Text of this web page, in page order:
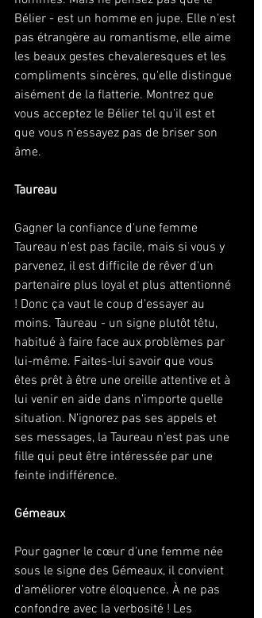
Bélier - est un homme en jupe. Elle n'est
pas étrangère au romantisme, elle aime
les beaux gestes chevaleresques et les
compliments sincères, qu'elle distingue
aisément de la flatterie. Montrez que
vous acceptez le Bélier tel qu'il est et
que vous n'essayez pas de briser son
âme.
Taureau
Gagner la confiance d'une femme
Taureau n'est pas facile, mais si vous y
parvenez, il est difficile de rêver d'un
partenaire plus loyal et plus attentionné
! Donc ça vaut le coup d'essayer au
moins. Taureau - un signe plutôt têtu,
habitué à faire face aux problèmes par
lui-même. Faites-lui savoir que vous
êtes prêt à être une oreille attentive et à
lui venir en aide dans n'importe quelle
situation. N'ignorez pas ses appels et
ses messages, la Taureau n'est pas une
fille qui peut être intéressée par une
feinte indifférence.
Gémeaux
Pour gagner le cœur d'une femme née
sous le signe des Gémeaux, il convient
d'améliorer votre éloquence. À ne pas
confondre avec la verbosité ! Les